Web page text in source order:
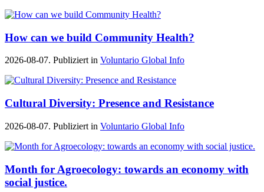
How can we build Community Health?
2026-08-07. Publiziert in Voluntario Global Info
Cultural Diversity: Presence and Resistance
2026-08-07. Publiziert in Voluntario Global Info
Month for Agroecology: towards an economy with
social justice.